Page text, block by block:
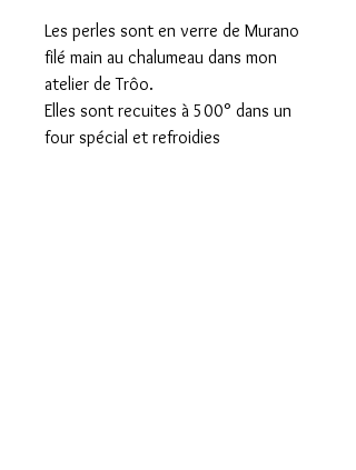
Les perles sont en verre de Murano
filé main au chalumeau dans mon
atelier de Trôo.
Elles sont recuites à 500° dans un
four spécial et refroidies